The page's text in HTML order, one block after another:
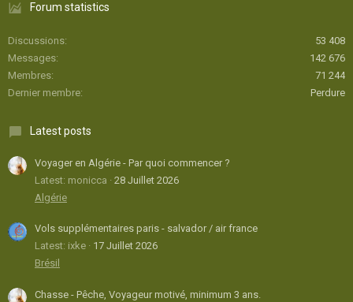
Forum statistics
Discussions
53 408
Messages
142 676
Membres
71 244
Dernier membre
Perdure
Latest posts
Voyager en Algérie - Par quoi commencer ?
Latest: monicca
28 Juillet 2026
Algérie
Vols supplémentaires paris - salvador / air france
Latest: ixke
17 Juillet 2026
Brésil
Chasse - Pêche, Voyageur motivé, minimum 3 ans.